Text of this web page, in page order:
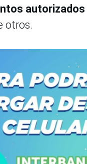
autorizados
otros.